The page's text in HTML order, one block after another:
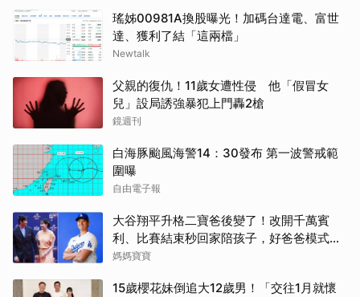
瑤姊00981A換股曝光！加碼台達電、富世
達、獲利了結「這兩檔」
Newtalk
父親的復仇！11歲女遭性侵 他「假冒女
兒」設局誘強暴犯上門轟2槍
鏡週刊
白海豚颱風海警14：30發布 第一波警戒範
圍曝
自由電子報
大谷翔平升格二寶爸後變了！改開千萬賓
利、比賽結束秒回家陪孩子，好爸爸模式全
開
媽媽寶寶
15歲櫻花妹倒追大12歲男！「交往1月就懷